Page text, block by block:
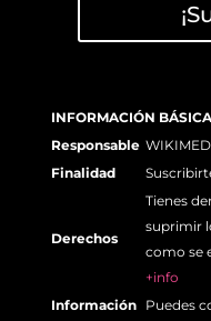
INFORMACIÓN
Responsable
Finalidad
Derechos
Tienes
suprimir
como se
+info
Información
Puedes